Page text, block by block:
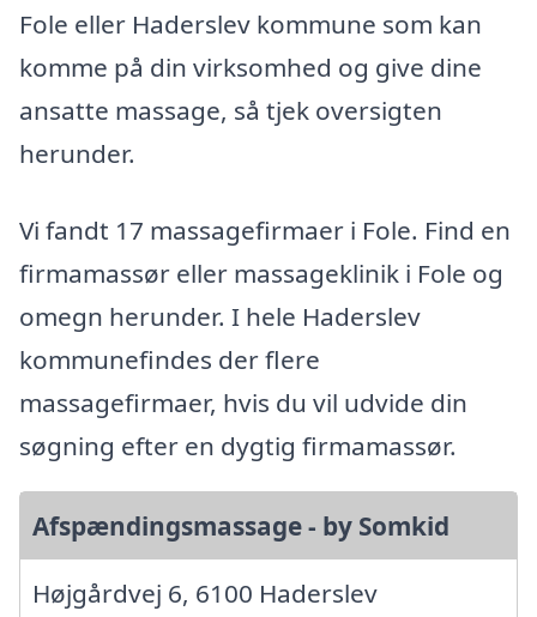
Fole eller Haderslev kommune som kan
komme på din virksomhed og give dine
ansatte massage, så tjek oversigten
herunder.
Vi fandt 17 massagefirmaer i Fole. Find en
firmamassør eller massageklinik i Fole og
omegn herunder. I hele Haderslev
kommunefindes der flere
massagefirmaer, hvis du vil udvide din
søgning efter en dygtig firmamassør.
Afspændingsmassage - by Somkid
Højgårdvej 6, 6100 Haderslev